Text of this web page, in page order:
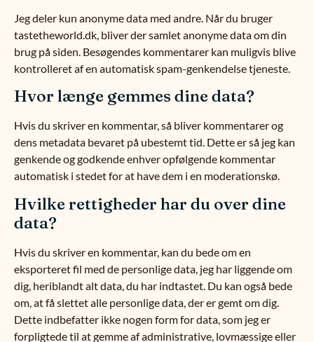
Jeg deler kun anonyme data med andre. Når du bruger
tastetheworld.dk, bliver der samlet anonyme data om din
brug på siden. Besøgendes kommentarer kan muligvis blive
kontrolleret af en automatisk spam-genkendelse tjeneste.
Hvor længe gemmes dine data?
Hvis du skriver en kommentar, så bliver kommentarer og
dens metadata bevaret på ubestemt tid. Dette er så jeg kan
genkende og godkende enhver opfølgende kommentar
automatisk i stedet for at have dem i en moderationskø.
Hvilke rettigheder har du over dine
data?
Hvis du skriver en kommentar, kan du bede om en
eksporteret fil med de personlige data, jeg har liggende om
dig, heriblandt alt data, du har indtastet. Du kan også bede
om, at få slettet alle personlige data, der er gemt om dig.
Dette indbefatter ikke nogen form for data, som jeg er
forpligtede til at gemme af administrative, lovmæssige eller